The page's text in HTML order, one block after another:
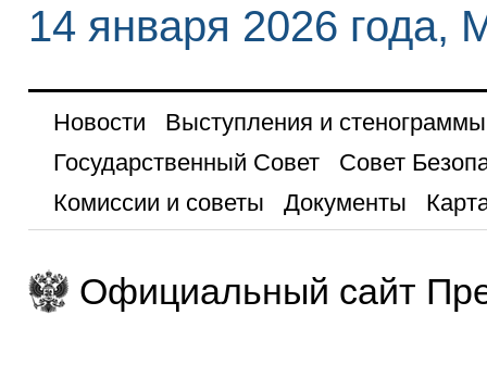
14 января 2026 года,
Новости
Выступления и стенограммы
Государственный Совет
Совет
Комиссии и советы
Документы
Официальный сайт